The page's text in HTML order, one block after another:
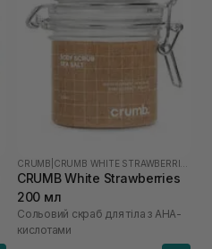
CRUMB
CRUMB White Strawberries
200 мл
Сольовий скраб для тіла з AHA-
кислотами